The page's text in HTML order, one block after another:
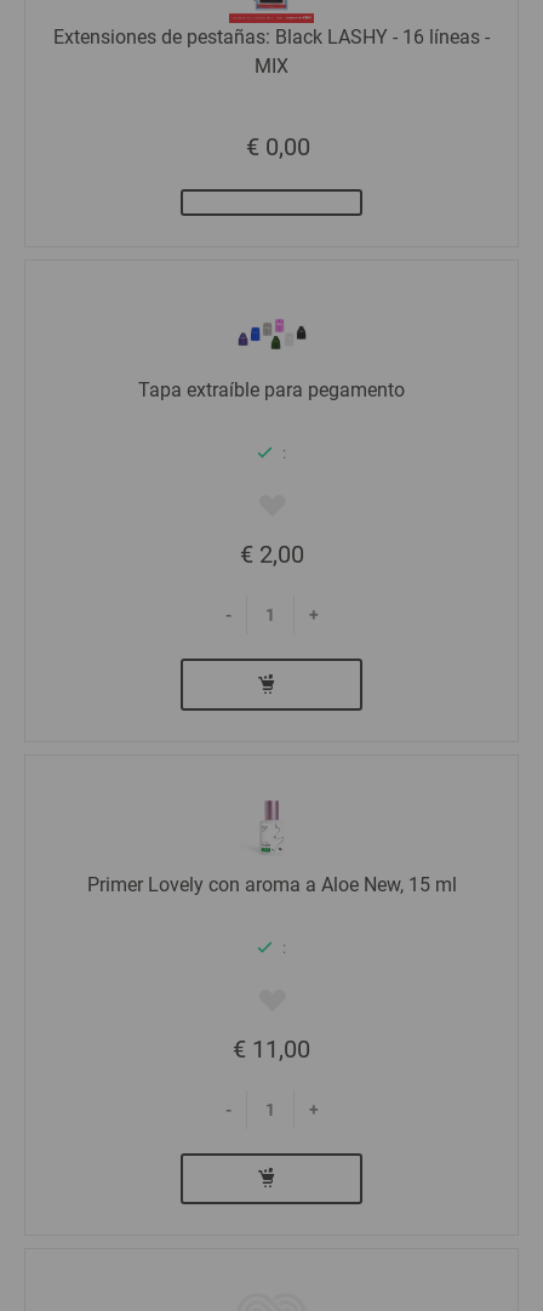
Extensiones de pestañas: Black LASHY - 16 líneas -
MIX
€ 0,00
Tapa extraíble para pegamento
:
€ 2,00
- +
Primer Lovely con aroma a Aloe New, 15 ml
:
€ 11,00
- +